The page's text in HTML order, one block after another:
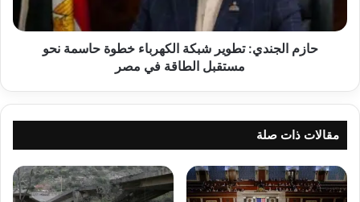
مستقبل
حازم الجندي: تطوير شبكة الكهرباء خطوة حاسمة نحو
مستقبل الطاقة في مصر
مقالات ذات صلة